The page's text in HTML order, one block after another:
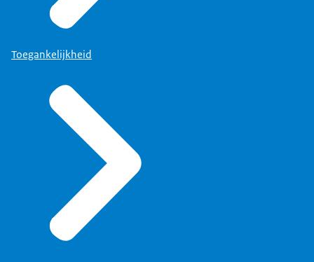
Toegankelijkheid